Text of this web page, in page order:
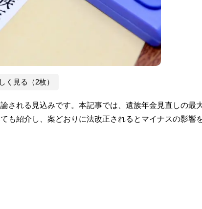
く見る（2枚）
される見込みです。本記事では、遺族年金見直しの最
も紹介し、案どおりに法改正されるとマイナスの影響